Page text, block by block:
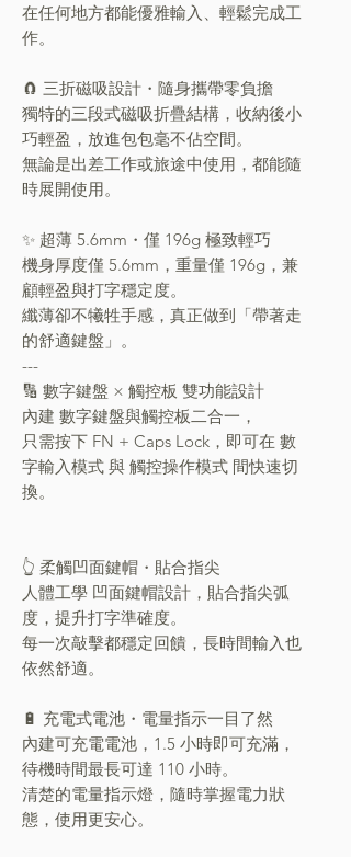
在任何地方都能優雅輸入、輕鬆完成工
作。
🧲 三折磁吸設計・隨身攜帶零負擔
獨特的三段式磁吸折疊結構，收納後小
巧輕盈，放進包包毫不佔空間。
無論是出差工作或旅途中使用，都能隨
時展開使用。
✨ 超薄 5.6mm・僅 196g 極致輕巧
機身厚度僅 5.6mm，重量僅 196g，兼
顧輕盈與打字穩定度。
纖薄卻不犧牲手感，真正做到「帶著走
的舒適鍵盤」。
---
🔢 數字鍵盤 × 觸控板 雙功能設計
內建 數字鍵盤與觸控板二合一，
只需按下 FN + Caps Lock，即可在 數
字輸入模式 與 觸控操作模式 間快速切
換。
👆 柔觸凹面鍵帽・貼合指尖
人體工學 凹面鍵帽設計，貼合指尖弧
度，提升打字準確度。
每一次敲擊都穩定回饋，長時間輸入也
依然舒適。
🔋 充電式電池・電量指示一目了然
內建可充電電池，1.5 小時即可充滿，
待機時間最長可達 110 小時。
清楚的電量指示燈，隨時掌握電力狀
態，使用更安心。